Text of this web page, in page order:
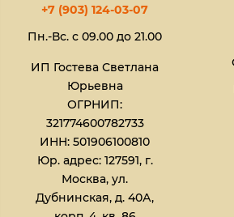
+7 (903) 124-03-07
Пн.-Вс. с 09.00 до 21.00
ИП Гостева Светлана
Юрьевна​
ОГРНИП:
321774600782733
ИНН: 501906100810
Юр. адрес: 127591, г.
Москва, ул.
Дубнинская, д. 40А,